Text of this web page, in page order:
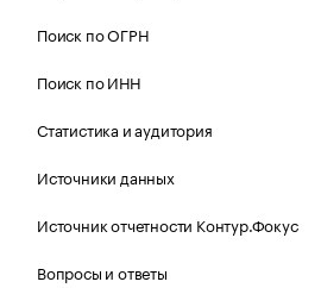
Поиск по ОГРН
Поиск по ИНН
Статистика и аудитория
Источники данных
Источник отчетности Контур.Фокус
Вопросы и ответы